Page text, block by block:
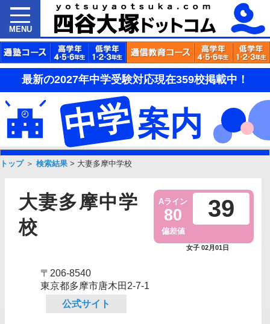
MENU
最新の2027年中学受験対応現在359校掲載中！
中学案内
トップ＞ 検索結果 > 大妻多摩中学校
大妻多摩中学
校
Aライン
80
偏差値
39
女子 02月01日
〒206-8540
東京都多摩市唐木田2‐7‐1
公式サイト